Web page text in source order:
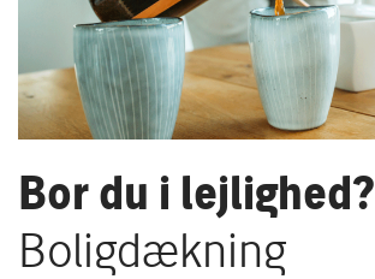
Bor du i lejlighed?
Boligdækning